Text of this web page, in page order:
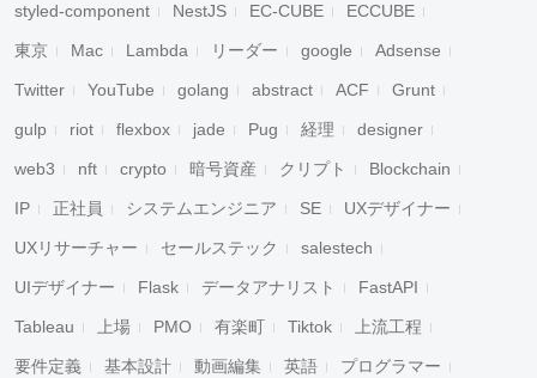
styled-component NestJS EC-CUBE ECCUBE
東京 Mac Lambda リーダー google Adsense
Twitter YouTube golang abstract ACF Grunt
gulp riot flexbox jade Pug 経理 designer
web3 nft crypto 暗号資産 クリプト Blockchain
IP 正社員 システムエンジニア SE UXデザイナー
UXリサーチャー セールステック salestech
UIデザイナー Flask データアナリスト FastAPI
Tableau 上場 PMO 有楽町 Tiktok 上流工程
要件定義 基本設計 動画編集 英語 プログラマー